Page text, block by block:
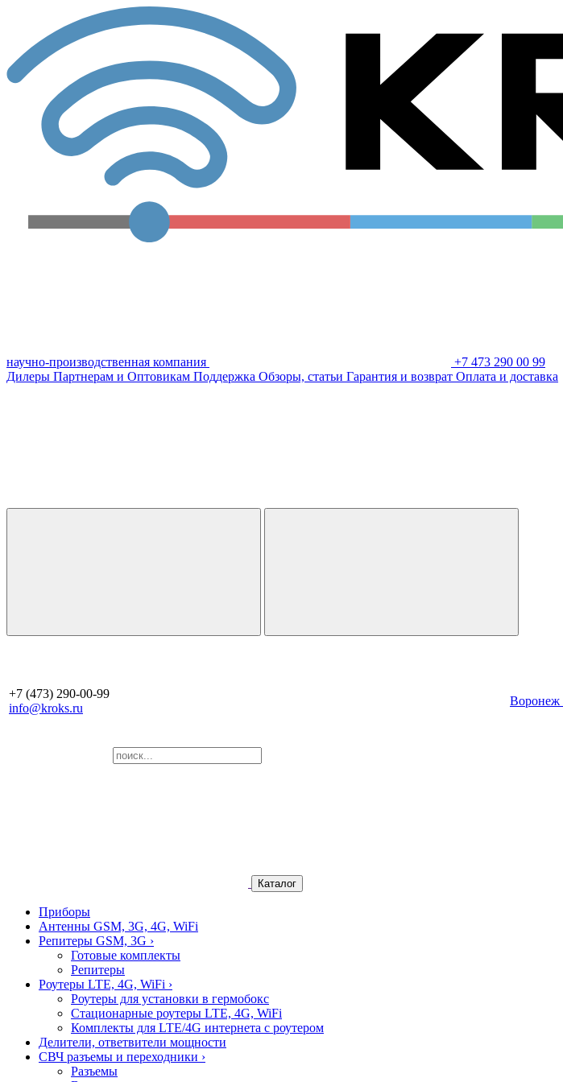
научно-производственная компания
+7 473 290 00 99
Дилеры Партнерам и Оптовикам Поддержка Обзоры, статьи Гарантия и возврат Оплата и доставка
+7 (473) 290-00-99
info@kroks.ru
Воронеж
Каталог
Приборы
Антенны GSM, 3G, 4G, WiFi
Репитеры GSM, 3G ›
Готовые комплекты
Репитеры
Роутеры LTE, 4G, WiFi ›
Роутеры для установки в гермобокс
Стационарные роутеры LTE, 4G, WiFi
Комплекты для LTE/4G интернета с роутером
Делители, ответвители мощности
СВЧ разъемы и переходники ›
Разъемы